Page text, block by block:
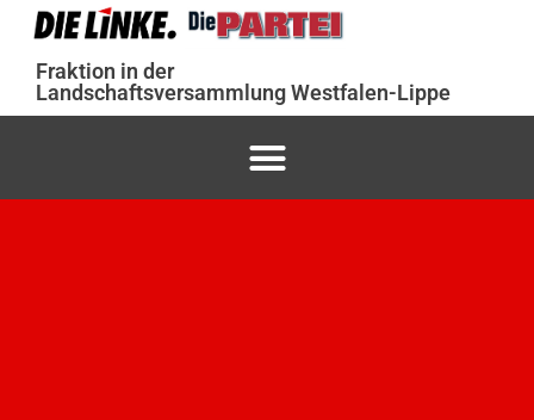
Fraktion in der
Landschaftsversammlung Westfalen-Lippe